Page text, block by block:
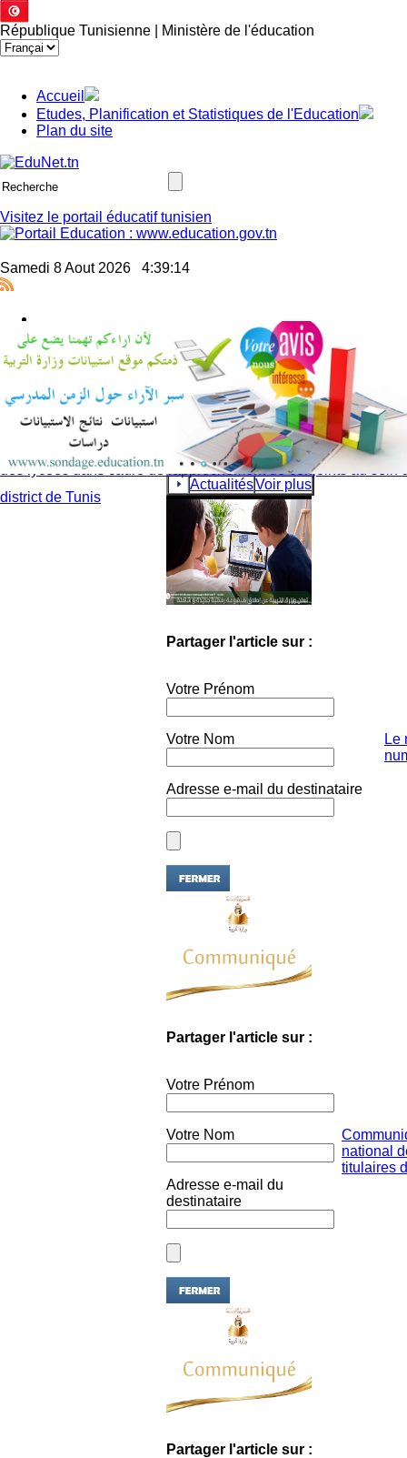
République Tunisienne | Ministère de l'éducation
Accueil
Etudes, Planification et Statistiques de l'Education
Plan du site
Visitez le portail éducatif tunisien
Samedi 8 Aout 2026 4:39:15
Communiqué - Mouvement national des enseignants titulaires
collèges et des lycées et Mouvement des enseignants des
des lycées dans cadre de rapprochement de conjoints au sein
district de Tunis
ActualitésVoir plus
Partager l'article sur :
Votre Prénom
Votre Nom
Adresse e-mail du destinataire
Le
Partager l'article sur :
Votre Prénom
Votre Nom
Adresse e-mail du
destinataire
national
titulaires
Partager l'article sur :